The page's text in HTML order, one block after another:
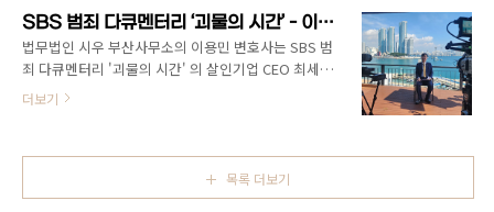
ymlee@siwoolaw.kr🎥 유튜브: 부산변호사TV 바로
가기
SBS 범죄 다큐멘터리 ‘괴물의 시간’ - 이용민 변호사 출연 [법무법인 시우 부산사무소]
법무법인 시우 부산사무소의 이용민 변호사는 SBS 범
죄 다큐멘터리 '괴물의 시간' 의 살인기업 CEO 최세용
편에 출연하였습니다. 해당 방송은 2025. 11. 8. 토요일
과 11. 9. 일요일 오후 11시 10분에 2차례에 걸쳐 방영될
https://v.daum.net/v/20251015194413365 '그알'
제작진 파헤친 이춘재・최세용의 민낯…'괴물의 시간'
11월1일 첫 방송[스포츠한국 김현희 기자] SBS '그것이
더보기
목록 더보기